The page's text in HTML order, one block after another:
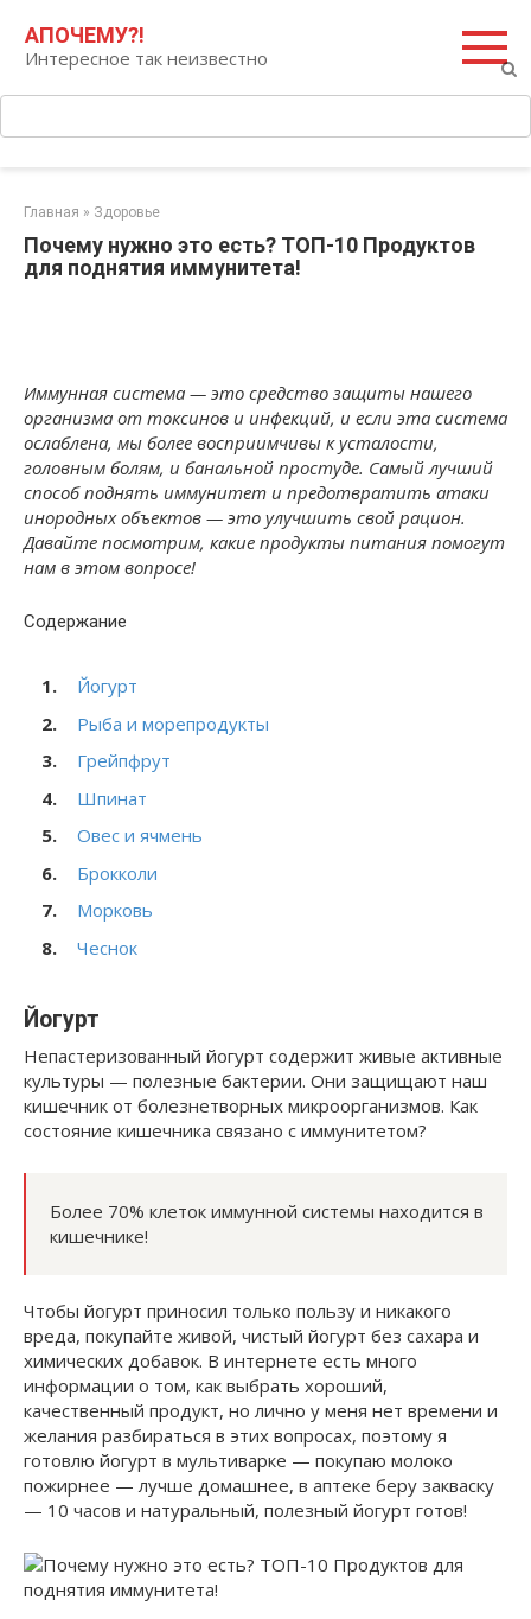
контенту
АПОЧЕМУ?!
Интересное так неизвестно
Главная » Здоровье
Почему нужно это есть? ТОП-10 Продуктов
для поднятия иммунитета!
Иммунная система — это средство защиты нашего
организма от токсинов и инфекций, и если эта система
ослаблена, мы более восприимчивы к усталости,
головным болям, и банальной простуде. Самый лучший
способ поднять иммунитет и предотвратить атаки
инородных объектов — это улучшить свой рацион.
Давайте посмотрим, какие продукты питания помогут
нам в этом вопросе!
Содержание
Йогурт
Рыба и морепродукты
Грейпфрут
Шпинат
Овес и ячмень
Брокколи
Морковь
Чеснок
Йогурт
Непастеризованный йогурт содержит живые активные
культуры — полезные бактерии. Они защищают наш
кишечник от болезнетворных микроорганизмов. Как
состояние кишечника связано с иммунитетом?
Более 70% клеток иммунной системы находится в
кишечнике!
Чтобы йогурт приносил только пользу и никакого
вреда, покупайте живой, чистый йогурт без сахара и
химических добавок. В интернете есть много
информации о том, как выбрать хороший,
качественный продукт, но лично у меня нет времени и
желания разбираться в этих вопросах, поэтому я
готовлю йогурт в мультиварке — покупаю молоко
пожирнее — лучше домашнее, в аптеке беру закваску
— 10 часов и натуральный, полезный йогурт готов!